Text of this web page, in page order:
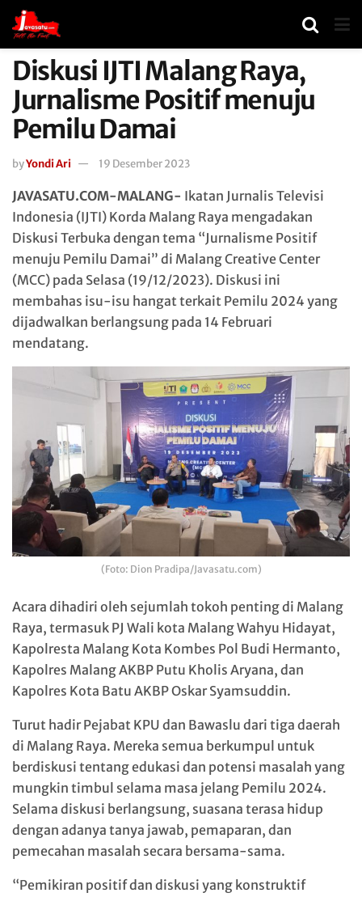
Diskusi IJTI Malang Raya,
Jurnalisme Positif menuju
Pemilu Damai
byYondi Ari 19 Desember 2023
JAVASATU.COM-MALANG- Ikatan Jurnalis Televisi
Indonesia (IJTI) Korda Malang Raya mengadakan
Diskusi Terbuka dengan tema “Jurnalisme Positif
menuju Pemilu Damai” di Malang Creative Center
(MCC) pada Selasa (19/12/2023). Diskusi ini
membahas isu-isu hangat terkait Pemilu 2024 yang
dijadwalkan berlangsung pada 14 Februari
mendatang.
(Foto: Dion Pradipa/Javasatu.com)
Acara dihadiri oleh sejumlah tokoh penting di Malang
Raya, termasuk PJ Wali kota Malang Wahyu Hidayat,
Kapolresta Malang Kota Kombes Pol Budi Hermanto,
Kapolres Malang AKBP Putu Kholis Aryana, dan
Kapolres Kota Batu AKBP Oskar Syamsuddin.
Turut hadir Pejabat KPU dan Bawaslu dari tiga daerah
di Malang Raya. Mereka semua berkumpul untuk
berdiskusi tentang edukasi dan potensi masalah yang
mungkin timbul selama masa jelang Pemilu 2024.
Selama diskusi berlangsung, suasana terasa hidup
dengan adanya tanya jawab, pemaparan, dan
pemecahan masalah secara bersama-sama.
“Pemikiran positif dan diskusi yang konstruktif